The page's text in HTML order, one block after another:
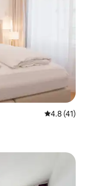
Calificación
4.8 (41)